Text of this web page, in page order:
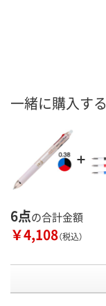
一緒に購入する
6点の合計金額
￥4,108（税込）